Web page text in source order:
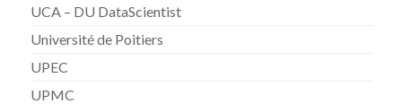
UCA – DU DataScientist
Université de Poitiers
UPEC
UPMC